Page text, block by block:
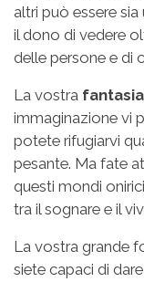
altri può essere
il dono di vedere
delle persone e di
La vostra
immaginazione vi
potete rifugiarvi
pesante. Ma fate
questi mondi
tra il sognare e il
La vostra grande
siete capaci di